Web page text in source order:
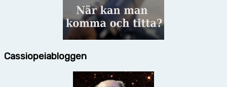
Cassiopeiabloggen